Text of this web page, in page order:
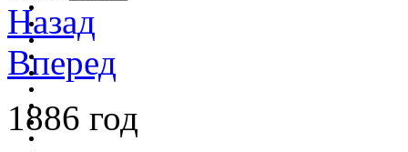
Назад
Вперед
1886 год